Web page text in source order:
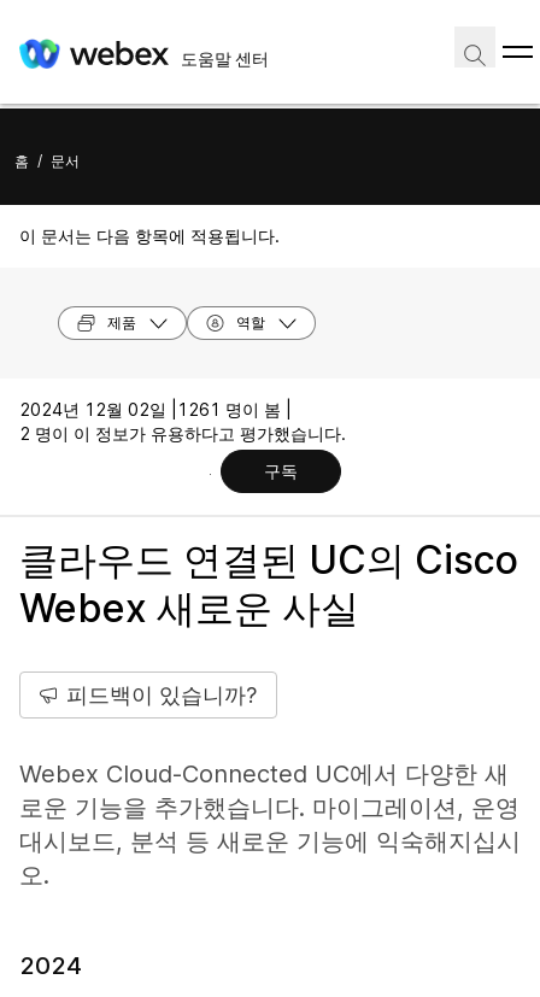
도움말 센터
홈 / 문서
이 문서는 다음 항목에 적용됩니다.
제품 역할
2024년 12월 02일 |
1261 명이 봄 |
2 명이 이 정보가 유용하다고 평가했습니다.
구독
클라우드 연결된 UC의 Cisco
Webex 새로운 사실
피드백이 있습니까?
Webex Cloud-Connected UC에서 다양한 새
로운 기능을 추가했습니다. 마이그레이션, 운영
대시보드, 분석 등 새로운 기능에 익숙해지십시
오.
2024